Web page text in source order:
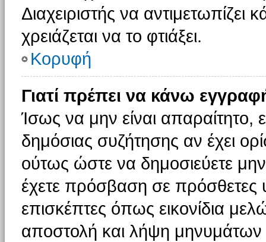
Διαχειριστής να αντιμετωπίζει
χρειάζεται να το φτιάξει.
Κορυφή
Γιατί πρέπει να κάνω
Ίσως να μην είναι απαραίτητο,
δημόσιας συζήτησης αν έχει
ούτως ώστε να δημοσιεύετε
έχετε πρόσβαση σε πρόσθετες
επισκέπτες όπως εικονίδια
αποστολή και λήψη μηνυμάτων